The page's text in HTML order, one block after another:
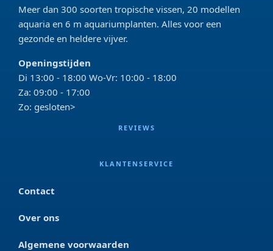
Meer dan 300 soorten tropische vissen, 20 modellen
aquaria en 6 m aquariumplanten. Alles voor een
gezonde en heldere vijver.
Openingstijden
Di 13:00 - 18:00 Wo-Vr: 10:00 - 18:00
Za: 09:00 - 17:00
Zo: gesloten>
REVIEWS
KLANTENSERVICE
Contact
Over ons
Algemene voorwaarden